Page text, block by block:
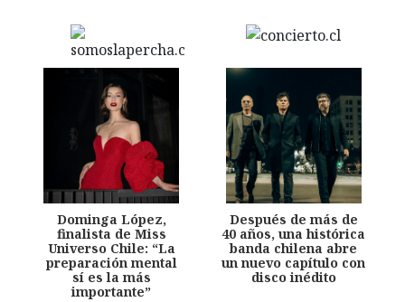
Dominga López,
finalista de Miss
Universo Chile: “La
preparación mental
sí es la más
importante”
Después de más de
40 años, una histórica
banda chilena abre
un nuevo capítulo con
disco inédito